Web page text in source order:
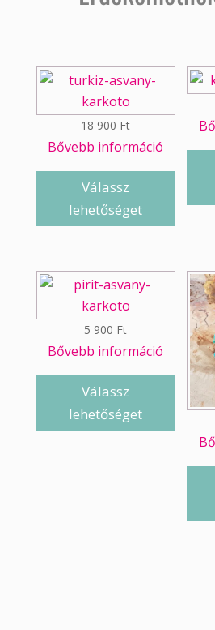
18 900 Ft
Bővebb információ
Válassz
lehetőséget
5 900 Ft
Bővebb információ
Válassz
lehetőséget